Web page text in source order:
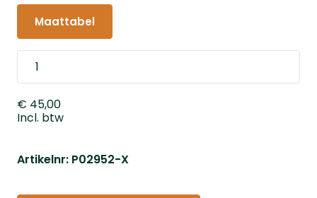
Maattabel
€ 45,00
Incl. btw
Artikelnr: P02952-X